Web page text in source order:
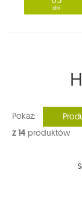
dni
Pokaż:
z 14 produktów